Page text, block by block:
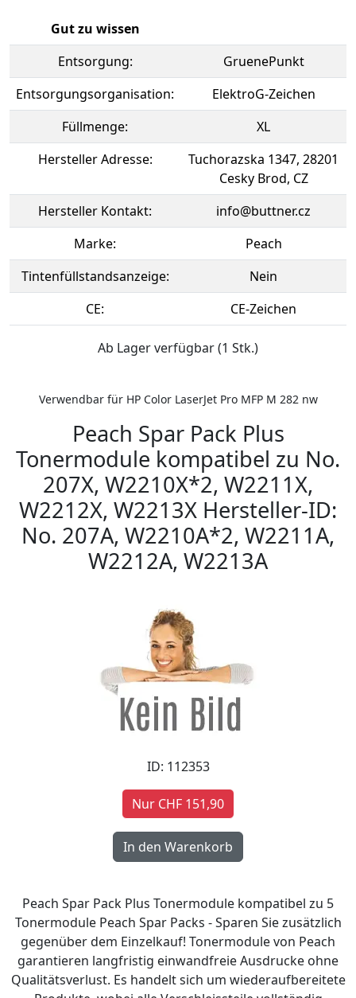
Gut zu wissen
Entsorgung:
GruenePunkt
Entsorgungsorganisation:
ElektroG-Zeichen
Füllmenge:
XL
Hersteller Adresse:
Tuchorazska 1347, 28201
Cesky Brod, CZ
Hersteller Kontakt:
info@buttner.cz
Marke:
Peach
Tintenfüllstandsanzeige:
Nein
CE:
CE-Zeichen
Ab Lager verfügbar (1 Stk.)
Verwendbar für HP Color LaserJet Pro MFP M 282 nw
Peach Spar Pack Plus
Tonermodule kompatibel zu No.
207X, W2210X*2, W2211X,
W2212X, W2213X Hersteller-ID:
No. 207A, W2210A*2, W2211A,
W2212A, W2213A
ID: 112353
Nur CHF 151,90
Peach Spar Pack Plus Tonermodule kompatibel zu 5
Tonermodule Peach Spar Packs - Sparen Sie zusätzlich
gegenüber dem Einzelkauf! Tonermodule von Peach
garantieren langfristig einwandfreie Ausdrucke ohne
Qualitätsverlust. Es handelt sich um wiederaufbereitete